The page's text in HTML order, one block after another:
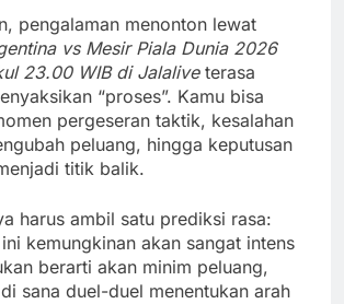
pengalaman menonton lewat
vs Mesir Piala Dunia 2026
23.00 WIB di Jalaliveterasa
“proses”. Kamu bisa
pergeseran taktik, kesalahan
peluang, hingga keputusan
titik balik.
harus ambil satu prediksi rasa:
kemungkinan akan sangat intens
berarti akan minim peluang,
sana duel-duel menentukan arah